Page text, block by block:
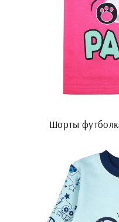
Шорты